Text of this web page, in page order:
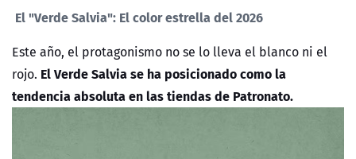
El "Verde Salvia": El color estrella del 2026
Este año, el protagonismo no se lo lleva el blanco ni el
rojo. El Verde Salvia se ha posicionado como la
tendencia absoluta en las tiendas de Patronato.